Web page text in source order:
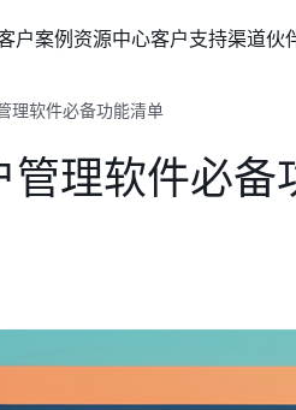
户案例资源中心客户支持渠道伙
理软件必备功能清单
理软件必备